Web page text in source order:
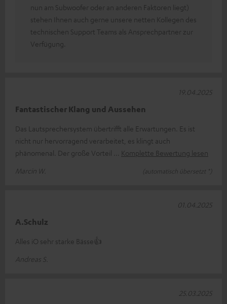
nun am Subwoofer oder an anderen Faktoren liegt)
stehen Ihnen auch gerne unsere netten Kollegen des
technischen Support Teams als Ansprechpartner zur
Verfügung.
Fantastischer Klang und Aussehen
Das Lautsprechersystem übertrifft alle Erwartungen. Es ist
nicht nur hervorragend verarbeitet, es klingt auch
phänomenal. Der große Vorteil
Komplette Bewertung lesen
Marcin W.
(automatisch übersetzt *)
19.04.2025
A.Schulz
Alles iO sehr starke Bässe👍
Andreas S.
01.04.2025
25.03.2025